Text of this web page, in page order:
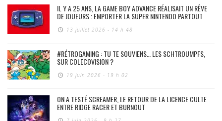
IL Y A 25 ANS, LA GAME BOY ADVANCE RÉALISAIT UN RÊVE
DE JOUEURS : EMPORTER LA SUPER NINTENDO PARTOUT
13 juillet 2026 - 14 h 48
#RÉTROGAMING : TU TE SOUVIENS… LES SCHTROUMPFS,
SUR COLECOVISION ?
19 juin 2026 - 19 h 02
ON A TESTÉ SCREAMER, LE RETOUR DE LA LICENCE CULTE
ENTRE RIDGE RACER ET BURNOUT